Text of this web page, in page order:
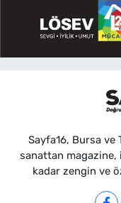
Sayfa16, Bursa
sanattan magazine,
kadar zengin ve